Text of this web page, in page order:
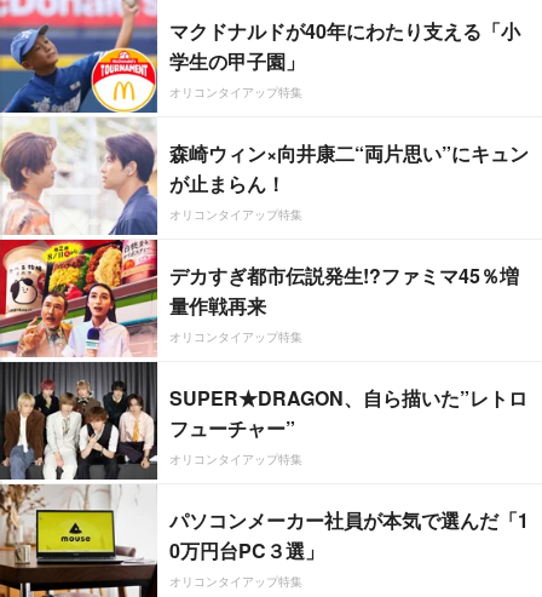
マクドナルドが40年にわたり支える「小
学生の甲子園」
オリコンタイアップ特集
森崎ウィン×向井康二“両片思い”にキュン
が止まらん！
オリコンタイアップ特集
デカすぎ都市伝説発生!?ファミマ45％増
量作戦再来
オリコンタイアップ特集
SUPER★DRAGON、自ら描いた”レトロ
フューチャー”
オリコンタイアップ特集
パソコンメーカー社員が本気で選んだ「1
0万円台PC３選」
オリコンタイアップ特集